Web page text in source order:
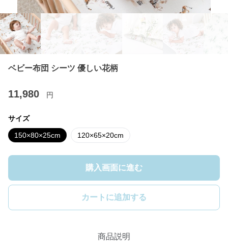
ベビー布団 シーツ 優しい花柄
11,980 円
サイズ
150×80×25cm 120×65×20cm
購入画面に進む
カートに追加する
商品説明